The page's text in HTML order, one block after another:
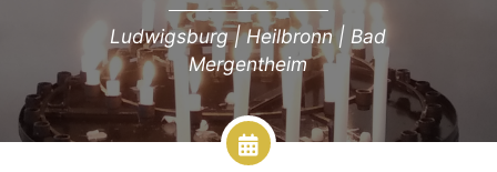
Ludwigsburg | Heilbronn | Bad
Mergentheim